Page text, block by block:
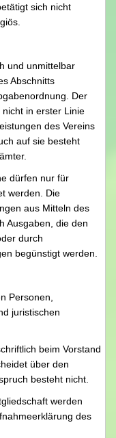
sich nicht
und unmittelbar
Abschnitts
Der
in erster Linie
des Vereins
auf sie besteht
dürfen nur für
werden. Die
aus Mitteln des
Ausgaben, die den
durch
begünstigt werden.
Personen,
juristischen
beim Vorstand
über den
besteht nicht.
werden
des